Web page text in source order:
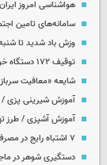
هواشناسی امروز
سامانه‌های تامین
وزش باد شدید تا شنبه
توقیف ۱۷۲ دستگاه خودروی لوکس و آپارتمان
شایعه «معافیت
آموزش شیرینی پزی
آموزش آشپزی / طرز
۷ اشتباه رایج در مصرف دارو که می‌تواند سلامتتان را به خطر بیندازد
دستگیری شوهر در